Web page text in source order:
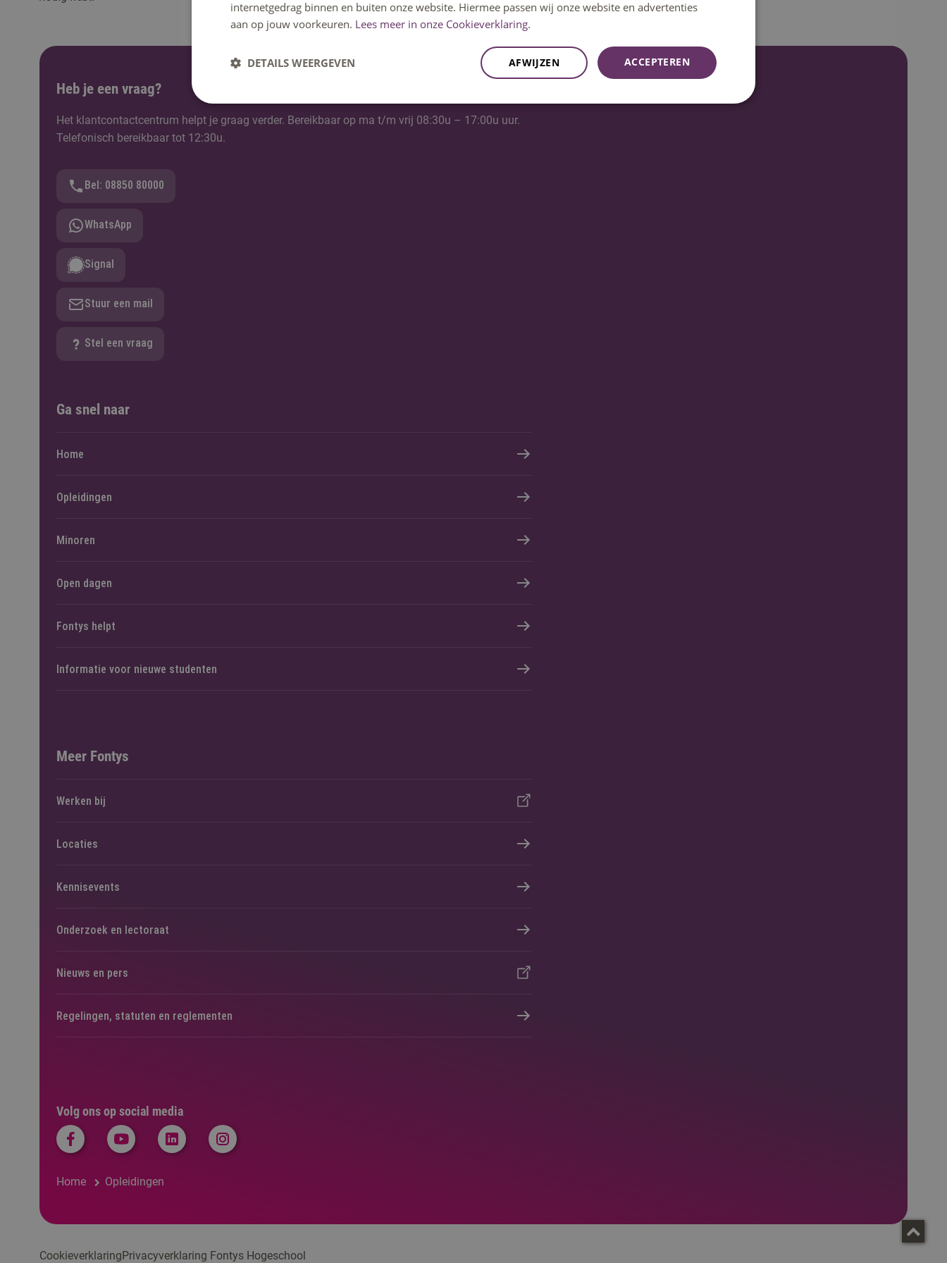
Heb je een vraag?
Het klantcontactcentrum helpt je graag verder. Bereikbaar op ma t/m vrij 08:30u – 17:00u uur.
Telefonisch bereikbaar tot 12:30u.
Bel: 08850 80000
WhatsApp
Signal
Stuur een mail
Stel een vraag
Volg ons op social media
Home Opleidingen
Ga snel naar
Home
Opleidingen
Minoren
Open dagen
Fontys helpt
Informatie voor nieuwe studenten
Meer Fontys
Werken bij
Locaties
Kennisevents
Onderzoek en lectoraat
Nieuws en pers
Regelingen, statuten en reglementen
CookieverklaringPrivacyverklaring Fontys Hogeschool
internetgedrag binnen en buiten onze website. Hiermee passen wij onze website en advertenties
aan op jouw voorkeuren. Lees meer in onze Cookieverklaring.
ACCEPTEREN
AFWIJZEN
DETAILS WEERGEVEN